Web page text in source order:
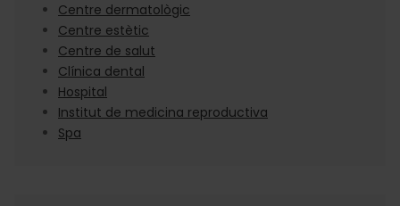
Centre dermatològic
Centre estètic
Centre de salut
Clínica dental
Hospital
Institut de medicina reproductiva
Spa